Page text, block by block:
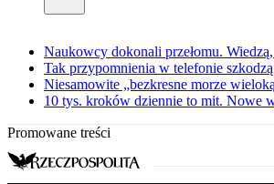
Naukowcy dokonali przełomu.
Tak przypomnienia w telefonie
Niesamowite „bezkresne morze
10 tys. kroków dziennie to mit. Nowe
Promowane treści